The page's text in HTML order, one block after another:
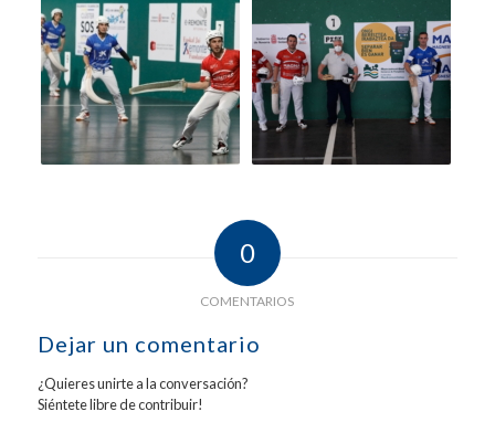
0
COMENTARIOS
Dejar un comentario
¿Quieres unirte a la conversación?
Siéntete libre de contribuir!